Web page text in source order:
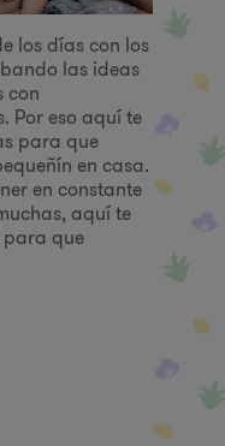
los días con los
las ideas
con
Por eso aquí te
para que
en casa.
en constante
aquí te
que